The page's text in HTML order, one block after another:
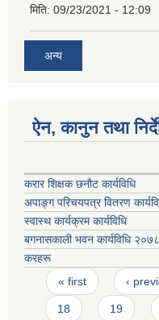
मिति: 09/23/2021 - 12:09
अन्य
ऐन, कानुन तथा
करार शिक्षक छनाैट कार्यविधि
अपाङ्ग परिचयपत्र वितरण
स्वास्थ कार्यक्रम कार्यविधि
बगनासकाली भवन कार्यविधि २०७८
करहरू
Pages
« first ‹
18 19